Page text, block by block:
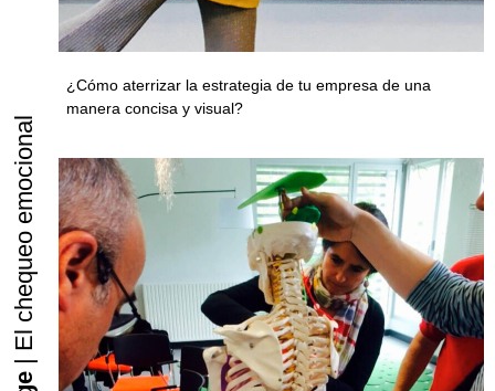
¿Cómo aterrizar la estrategia de tu empresa de una
manera concisa y visual?
| El chequeo emocional